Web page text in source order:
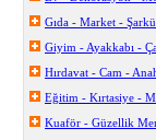
Gıda - Market -
Giyim - Ayakkabı -
Hırdavat - Cam -
Eğitim - Kırtasiye -
Kuaför - Güzellik